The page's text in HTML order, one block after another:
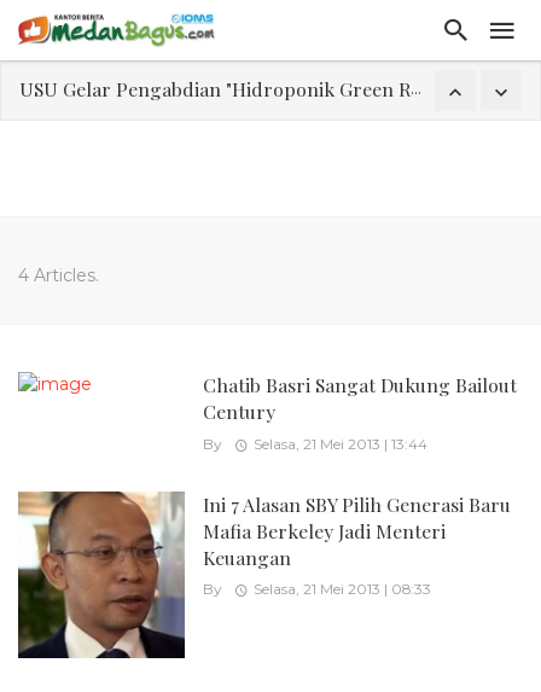
USU Gelar Pengabdian "Hidroponik Green Recovery" bagi Eks-Penyalahguna Narkoba di Belawan Sicanang
Laporan Keuangan Diterima Dalam RUPS, Pelaporan Hingga Penahanan Mantan Direktur PT GKS Dinilai Rancu
4 Articles.
Chatib Basri Sangat Dukung Bailout
Century
By Selasa, 21 Mei 2013 | 13:44
Ini 7 Alasan SBY Pilih Generasi Baru
Mafia Berkeley Jadi Menteri
Keuangan
By Selasa, 21 Mei 2013 | 08:33